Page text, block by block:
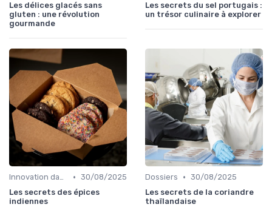
Les délices glacés sans
gluten : une révolution
gourmande
Les secrets du sel portugais :
un trésor culinaire à explorer
Innovation dans la food • 30/08/2025
Les secrets des épices
indiennes
Dossiers • 30/08/2025
Les secrets de la coriandre
thaïlandaise